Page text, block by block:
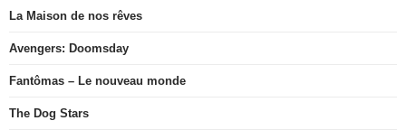
La Maison de nos rêves
Avengers: Doomsday
Fantômas – Le nouveau monde
The Dog Stars